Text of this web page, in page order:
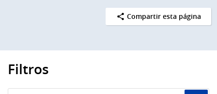
Compartir esta página
Filtros